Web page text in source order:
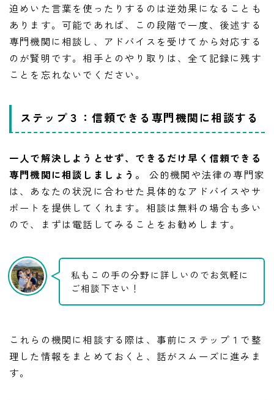
迫めいた言葉を使ったりするのは逆効果になることも
あります。可能であれば、この段階で一度、後述する
専門機関に相談し、アドバイスを受けてから対応する
のが賢明です。相手とのやり取りは、全て記録に残す
ことを忘れないでください。
ステップ３：信頼できる専門機関に相談する
一人で解決しようとせず、できるだけ早く信頼できる
専門機関に相談しましょう。
公的機関や法律の専門家
は、あなたの状況に合わせた具体的なアドバイスやサ
ポートを提供してくれます。相談は無料の場合も多い
ので、まずは電話してみることをお勧めします。
私もこの手の分野に詳しいのでお気軽に
ご相談下さい！
これらの機関に相談する際は、事前にステップ１で整
理した情報をまとめておくと、話がスムーズに進みま
す。